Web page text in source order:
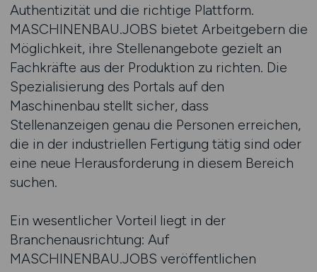
Authentizität und die richtige Plattform.
MASCHINENBAU.JOBS bietet Arbeitgebern die
Möglichkeit, ihre Stellenangebote gezielt an
Fachkräfte aus der Produktion zu richten. Die
Spezialisierung des Portals auf den
Maschinenbau stellt sicher, dass
Stellenanzeigen genau die Personen erreichen,
die in der industriellen Fertigung tätig sind oder
eine neue Herausforderung in diesem Bereich
suchen.
Ein wesentlicher Vorteil liegt in der
Branchenausrichtung: Auf
MASCHINENBAU.JOBS veröffentlichen